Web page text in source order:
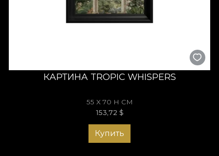
КАРТИНА TROPIC WHISPERS
55 X 70 H СМ
153,72 $
Купить